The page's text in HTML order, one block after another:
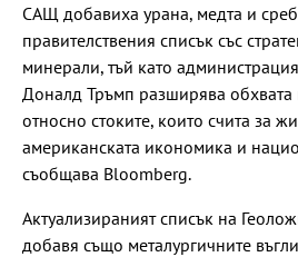
САЩ добавиха урана, медта и
правителствения списък със
минерали, тъй като
Доналд Тръмп разширява обхвата
относно стоките, които счита за
американската икономика и
съобщава Bloomberg.
Актуализираният списък на
добавя също металургичните